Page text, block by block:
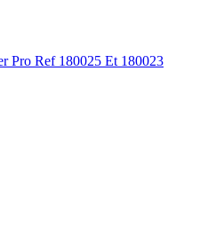
Pro Ref 180025 Et 180023